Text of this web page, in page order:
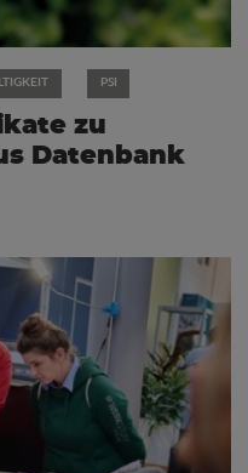
PSI
zu
Datenbank